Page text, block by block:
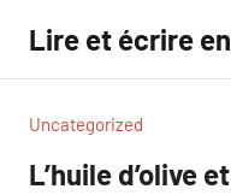
contenu
Lire et écrire
Uncategorized
L’huile d’olive